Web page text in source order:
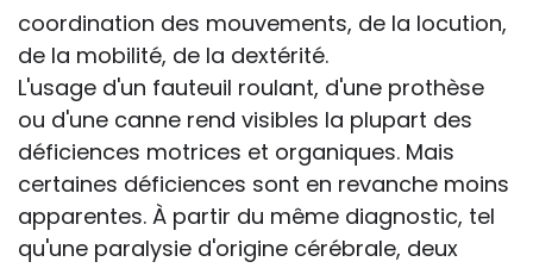
coordination des mouvements, de la locution,
de la mobilité, de la dextérité.
L'usage d'un fauteuil roulant, d'une prothèse
ou d'une canne rend visibles la plupart des
déficiences motrices et organiques. Mais
certaines déficiences sont en revanche moins
apparentes. À partir du même diagnostic, tel
qu'une paralysie d'origine cérébrale, deux